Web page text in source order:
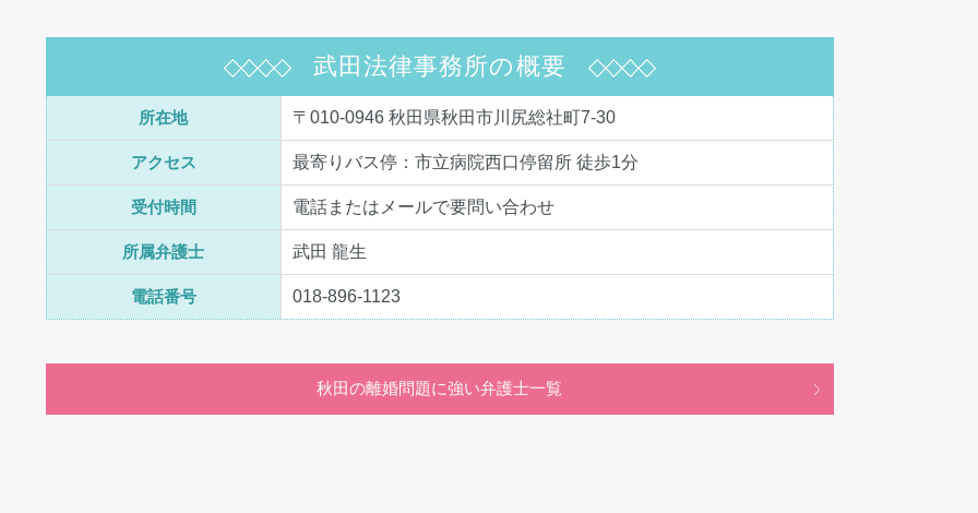
武田法律事務所の概要
所在地 〒010-0946 秋田県秋田市川尻総社町7-30
アクセス 最寄りバス停：市立病院西口停留所 徒歩1分
受付時間 電話またはメールで要問い合わせ
所属弁護士 武田 龍生
電話番号 018-896-1123
秋田の離婚問題に強い弁護士一覧